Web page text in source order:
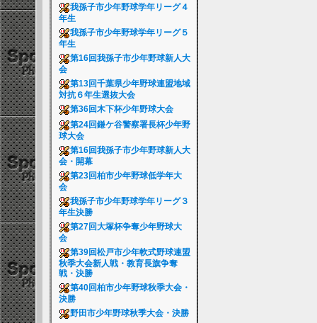
我孫子市少年野球学年リーグ４
年生
我孫子市少年野球学年リーグ５
年生
第16回我孫子市少年野球新人大
会
第13回千葉県少年野球連盟地域
対抗６年生選抜大会
第36回木下杯少年野球大会
第24回鎌ケ谷警察署長杯少年野
球大会
第16回我孫子市少年野球新人大
会・開幕
第23回柏市少年野球低学年大
会
我孫子市少年野球学年リーグ３
年生決勝
第27回大塚杯争奪少年野球大
会
第39回松戸市少年軟式野球連盟
秋季大会新人戦・教育長旗争奪
戦・決勝
第40回柏市少年野球秋季大会・
決勝
野田市少年野球秋季大会・決勝